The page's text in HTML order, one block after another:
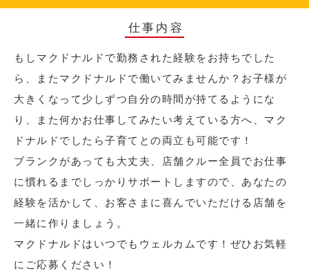
仕事内容
もしマクドナルドで勤務された経験をお持ちでした
ら、またマクドナルドで働いてみませんか？お子様が
大きくなって少しずつ自分の時間が持てるようにな
り、また何かお仕事してみたい考えている方へ、マク
ドナルドでしたら子育てとの両立も可能です！
ブランクがあっても大丈夫、店舗クルー全員でお仕事
に慣れるまでしっかりサポートしますので、あなたの
経験を活かして、お客さまに喜んでいただける店舗を
一緒に作りましょう。
マクドナルドはいつでもウェルカムです！ぜひお気軽
にご応募ください！